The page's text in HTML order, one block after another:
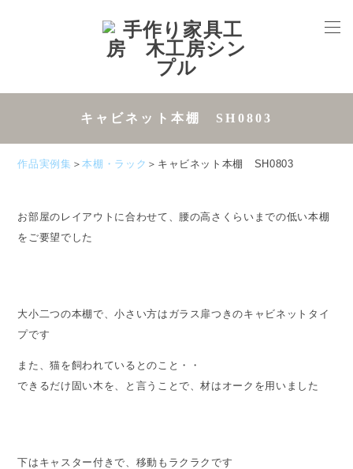
キャビネット本棚 SH0803
作品実例集 ＞本棚・ラック ＞キャビネット本棚 SH0803
お部屋のレイアウトに合わせて、腰の高さくらいまでの低い本棚
をご要望でした
大小二つの本棚で、小さい方はガラス扉つきのキャビネットタイ
プです
また、猫を飼われているとのこと・・
できるだけ固い木を、と言うことで、材はオークを用いました
下はキャスター付きで、移動もラクラクです